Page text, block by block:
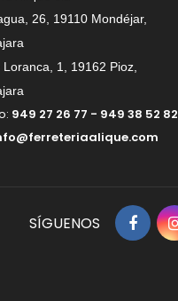
26, 19110 Mondéjar,
1, 19162 Pioz,
949 27 26 77 - 949 38 52 82
SÍGUENOS